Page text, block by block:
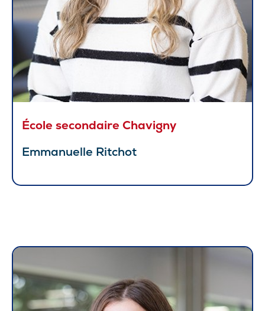
École secondaire Chavigny
Emmanuelle Ritchot